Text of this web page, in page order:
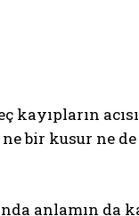
kayıpların
ne bir kusur ne
anlamın da